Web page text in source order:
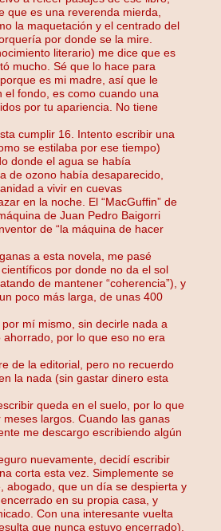
que es una reverenda mierda,
la maquetación y el centrado del
por donde se la mire.
literario) me dice que es
mucho. Sé que lo hace para
es mi madre, así que le
el fondo, es como cuando una
por tu apariencia. No tiene
cumplir 16. Intento escribir una
se estilaba por ese tiempo)
donde el agua se había
de ozono había desaparecido,
a vivir en cuevas
en la noche. El “MacGuffin” de
de Juan Pedro Baigorri
de “la máquina de hacer
a esta novela, me pasé
por donde no da el sol
de mantener “coherencia”), y
poco más larga, de unas 400
mí mismo, sin decirle nada a
ahorrado, por lo que eso no era
de la editorial, pero no recuerdo
la nada (sin gastar dinero esta
queda en el suelo, por lo que
largos. Cuando las ganas
me descargo escribiendo algún
nuevamente, decidí escribir
corta esta vez. Simplemente se
abogado, que un día se despierta y
en su propia casa, y
Con una interesante vuelta
que nunca estuvo encerrado).